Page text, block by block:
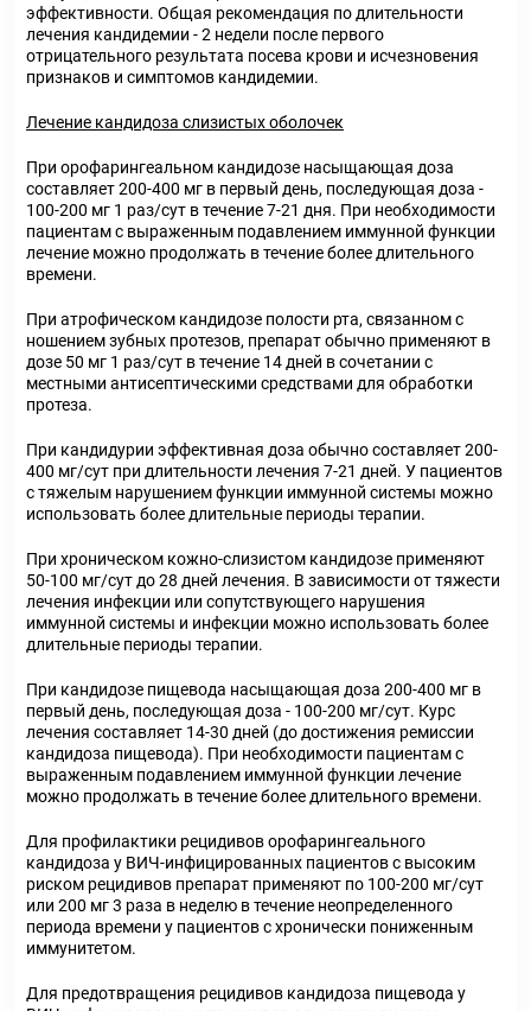
эффективности. Общая рекомендация по длительности
лечения кандидемии - 2 недели после первого
отрицательного результата посева крови и исчезновения
признаков и симптомов кандидемии.
Лечение кандидоза слизистых оболочек
При орофарингеальном кандидозе насыщающая доза
составляет 200-400 мг в первый день, последующая доза -
100-200 мг 1 раз/сут в течение 7-21 дня. При необходимости
пациентам с выраженным подавлением иммунной функции
лечение можно продолжать в течение более длительного
времени.
При атрофическом кандидозе полости рта, связанном с
ношением зубных протезов, препарат обычно применяют в
дозе 50 мг 1 раз/сут в течение 14 дней в сочетании с
местными антисептическими средствами для обработки
протеза.
При кандидурии эффективная доза обычно составляет 200-
400 мг/сут при длительности лечения 7-21 дней. У пациентов
с тяжелым нарушением функции иммунной системы можно
использовать более длительные периоды терапии.
При хроническом кожно-слизистом кандидозе применяют
50-100 мг/сут до 28 дней лечения. В зависимости от тяжести
лечения инфекции или сопутствующего нарушения
иммунной системы и инфекции можно использовать более
длительные периоды терапии.
При кандидозе пищевода насыщающая доза 200-400 мг в
первый день, последующая доза - 100-200 мг/сут. Курс
лечения составляет 14-30 дней (до достижения ремиссии
кандидоза пищевода). При необходимости пациентам с
выраженным подавлением иммунной функции лечение
можно продолжать в течение более длительного времени.
Для профилактики рецидивов орофарингеального
кандидоза у ВИЧ-инфицированных пациентовс высоким
риском рецидивов препарат применяют по 100-200 мг/сут
или 200 мг 3 раза в неделю в течение неопределенного
периода времени у пациентов с хронически пониженным
иммунитетом.
Для предотвращения рецидивов кандидоза пищевода у